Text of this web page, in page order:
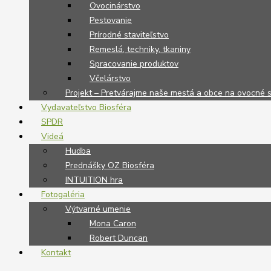
Ovocinárstvo
Pestovanie
Prírodné staviteľstvo
Remeslá, techniky, tkaniny
Spracovanie produktov
Včelárstvo
Projekt – Pretvárajme naše mestá a obce na ovocné
Vydavateľstvo Biosféra
SPDR
Videá
Hudba
Prednášky OZ Biosféra
INTUITION hra
Fotogaléria
Výtvarné umenie
Mona Caron
Robert Duncan
Kontakt